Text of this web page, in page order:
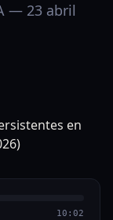
— 23 abril
10:02